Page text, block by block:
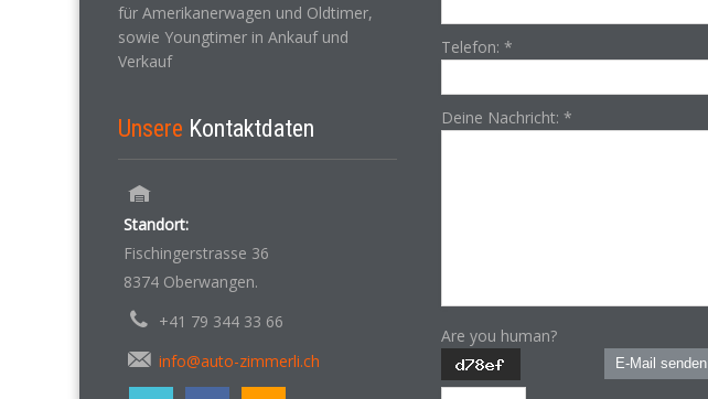
für Amerikanerwagen und Oldtimer,
sowie Youngtimer in Ankauf und
Verkauf
Unsere Kontaktdaten
Standort:
Fischingerstrasse 36
8374 Oberwangen.
+41 79 344 33 66
info@auto-zimmerli.ch
Telefon: *
Deine Nachricht: *
Are you human?
E-Mail senden